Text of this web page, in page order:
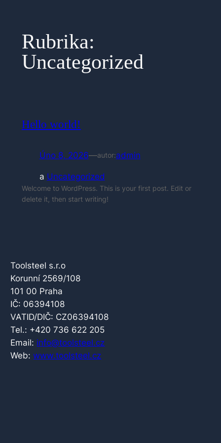
obsahRubrika:
Uncategorized
Hello world!
Úno 8, 2026—autor:admin
a Uncategorized
Welcome to WordPress. This is your first post. Edit or
delete it, then start writing!
Toolsteel s.r.o
Korunní 2569/108
101 00 Praha
IČ: 06394108
VATID/DIČ: CZ06394108
Tel.: +420 736 622 205
Email: info@toolsteel.cz
Web:www.toolsteel.cz